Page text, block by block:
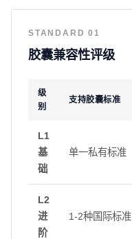
STANDARD 01
胶囊兼容性评级
级
别
支持胶囊标准
L1
基
础
单一私有标准
L2
进
阶
1-2种国际标准